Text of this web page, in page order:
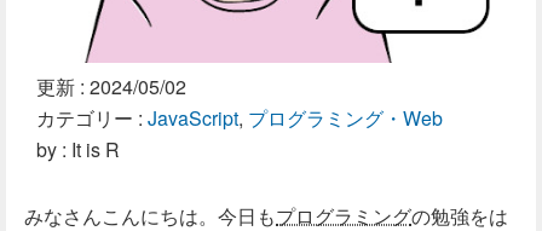
更新 : 2024/05/02
カテゴリー : JavaScript, プログラミング・Web
by : It is R
みなさんこんにちは。今日もプログラミングの勉強をは